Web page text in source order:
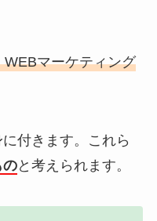
マーケティング
付きます。これら
のと考えられます。